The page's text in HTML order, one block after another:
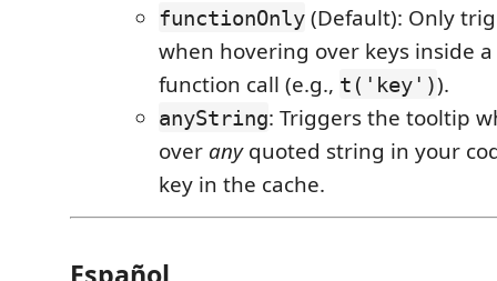
functionOnly (Default): Only
when hovering over keys inside
function call (e.g., t('key')).
anyString: Triggers the tooltip
over anyquoted string in your
key in the cache.